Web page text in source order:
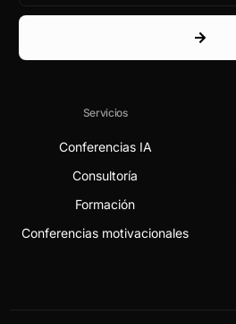
Servicios
Conferencias IA
Consultoría
Formación
Conferencias motivacionales